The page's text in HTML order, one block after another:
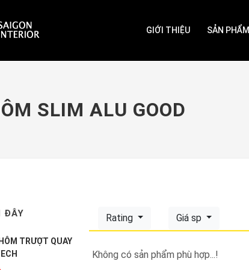
GIỚI THIỆU SẢN PHẨM
SLIM ALU GOOD
Rating Giá sp
Không có sản phẩm phù hợp...!
ĐÂY
TRƯỢT QUAY